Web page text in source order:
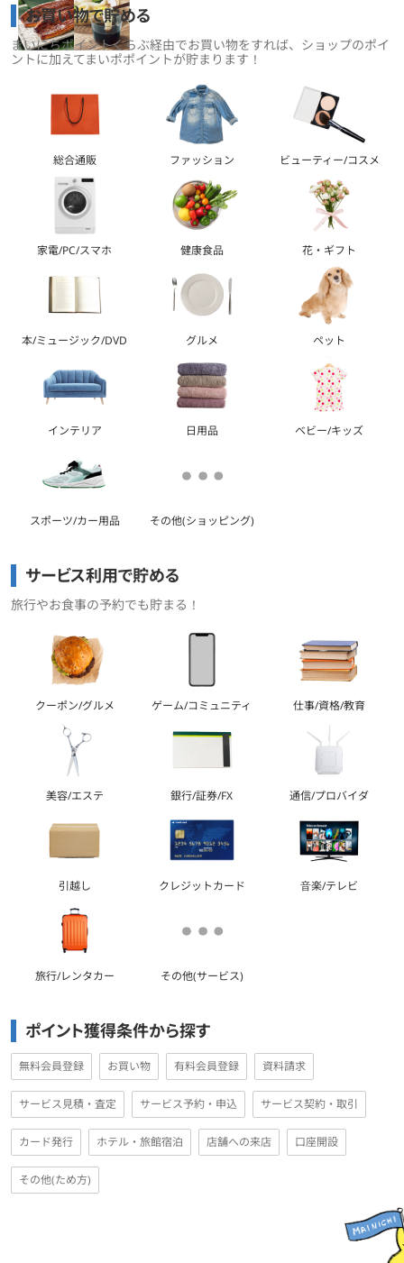
お買い物で貯める
まいにちポイントくらぶ経由でお買い物をすれば、ショップのポイ
ントに加えてまいポポイントが貯まります！
総合通販 ファッション ビューティー/コスメ
家電/PC/スマホ 健康食品 花・ギフト
本/ミュージック/DVD グルメ ペット
インテリア 日用品 ベビー/キッズ
スポーツ/カー用品 その他(ショッピング)
サービス利用で貯める
旅行やお食事の予約でも貯まる！
クーポン/グルメ ゲーム/コミュニティ 仕事/資格/教育
美容/エステ 銀行/証券/FX 通信/プロバイダ
引越し クレジットカード 音楽/テレビ
旅行/レンタカー その他(サービス)
ポイント獲得条件から探す
無料会員登録 お買い物 有料会員登録 資料請求
サービス見積・査定 サービス予約・申込 サービス契約・取引
カード発行 ホテル・旅館宿泊 店舗への来店 口座開設
その他(ため方)